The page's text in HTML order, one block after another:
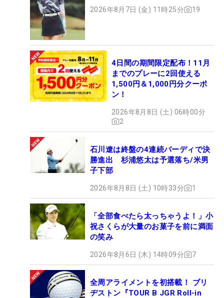
2026年8月7日 (金) 11時25分 19
4日間の期間限定配布！11月
までのプレーに2回使える
1,500円＆1,000円分クーポ
ン！
2026年8月8日 (土) 06時00分
2
石川遼は終盤の4連続バーディで決
勝進出 杉浦悠太は予選落ち/米男
子下部
2026年8月8日 (土) 10時33分 1
「全部食べたら太っちゃうよ！」小
祝さくらが大量のお菓子を前に満面
の笑み
2026年8月6日 (木) 14時09分 7
全周アライメントを初搭載！ ブリ
ヂストン『TOUR B JGR Roll-in